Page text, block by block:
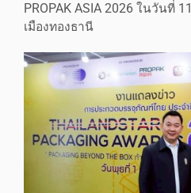
PROPAK ASIA 2026 ในวันที่
เมืองทองธานี